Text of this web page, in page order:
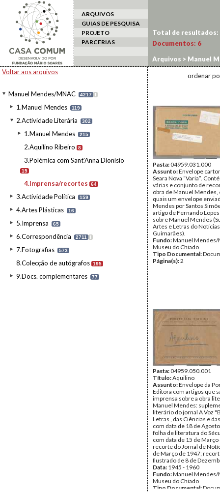
ARQUIVOS
GUIAS DE PESQUISA
PROJETO
PARCERIAS
Voltar aos arquivos
Manuel Mendes/MNAC 4217 I
1.Manuel Mendes 119
2.Actividade Literária 302
1.Manuel Mendes 215
2.Aquilino Ribeiro 8
3.Polémica com Sant'Anna Dionísio
15
4.Imprensa/recortes 64
3.Actividade Política 159
4.Artes Plásticas 16
5.Imprensa 65
6.Correspondência 2711 I
7.Fotografias 573
8.Colecção de autógrafos 195
9.Docs. complementares 77
Total de resultados:
Documentos: 6
Arquivos > Manuel
ordenar
Pasta:04959.031.000
Assunto:Envelope
Seara Nova “Varia”.
várias e conjunto de
obra de Manuel Mendes,
quais um envelope
Mendes por Santos
artigo de Fernando
sobre Manuel Mendes
Artes e Letras do
Guimarães).
Fundo:Manuel Mendes/
Museu do Chiado
Tipo Documental:
Página(s):2
Pasta:04959.050.001
Título:Aquilino
Assunto:Envelope da
Editora com artigos que
imprensa sobre a obra
Manuel Mendes:
literário do jornal A Voz
Letras , das Ciências e
com data de 18 de
folha de literatura do
com data de 15 de
recorte do Jornal de
de Março de 1947;
Ilustrado de 8 de
Data: 1945 - 1960
Fundo:Manuel Mendes/
Museu do Chiado
Tipo Documental: